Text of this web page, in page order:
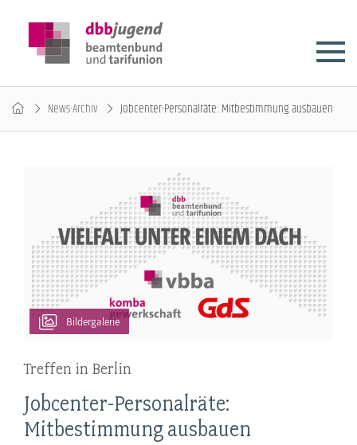
News-Archiv Jobcenter-Personalräte: Mitbestimmung ausbauen
Bildergalerie
Treffen in Berlin
Jobcenter-Personalräte:
Mitbestimmung ausbauen